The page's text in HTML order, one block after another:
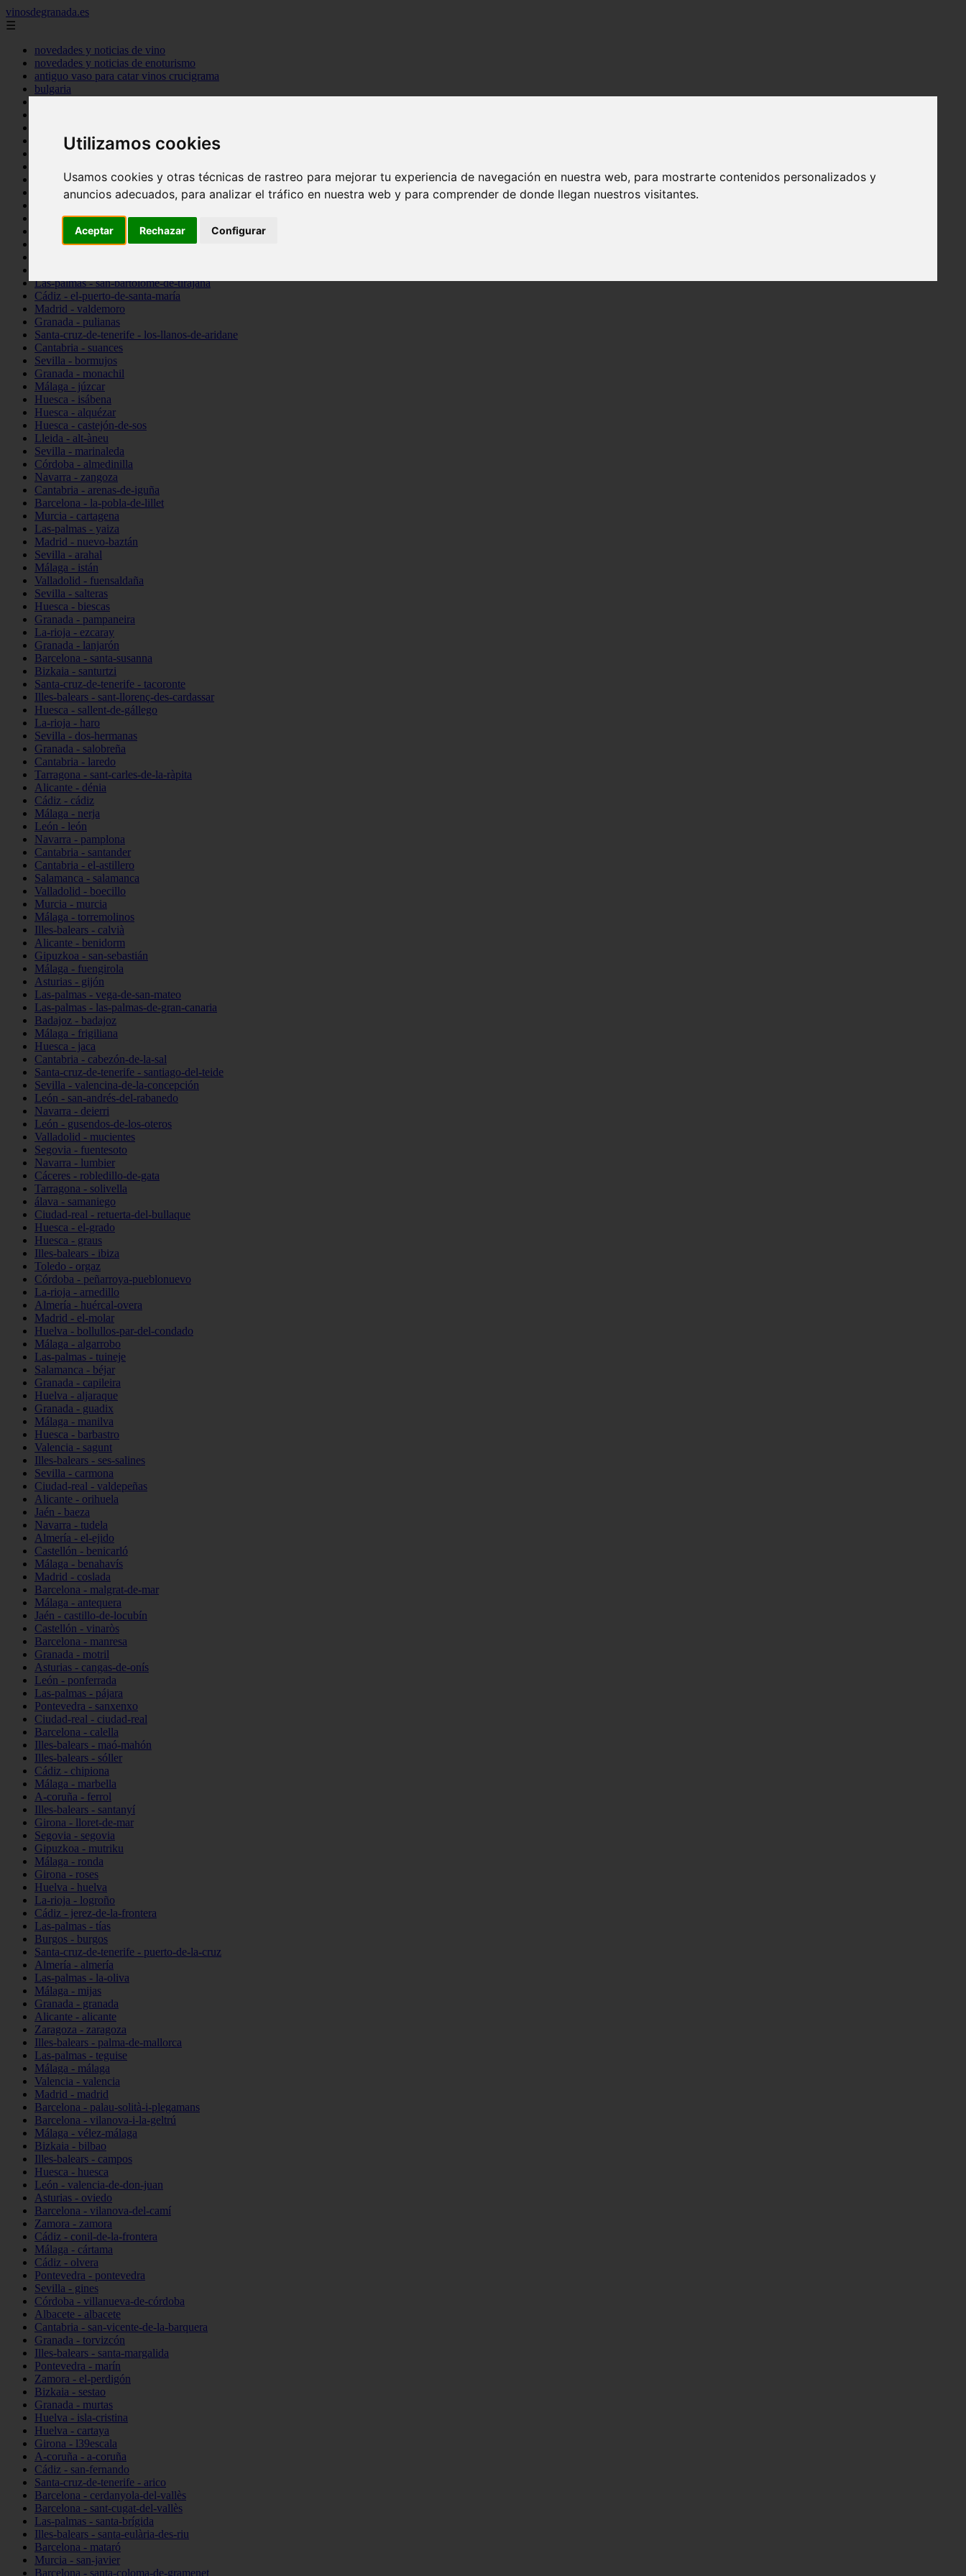
Utilizamos cookies
Usamos cookies y otras técnicas de rastreo para mejorar tu experiencia de navegación en nuestra web, para mostrarte contenidos personalizados y
anuncios adecuados, para analizar el tráfico en nuestra web y para comprender de donde llegan nuestros visitantes.
Aceptar Rechazar Configurar
vinosdegranada.es
☰
novedades y noticias de vino
novedades y noticias de enoturismo
antiguo vaso para catar vinos crucigrama
bulgaria
Córdoba - córdoba
Barcelona - barcelona
Ciudad-real - montiel
Santa-cruz-de-tenerife - guía-de-isora
La-rioja - casalarreina
Almería - roquetas-de-mar
Madrid - pozuelo-de-alarcón
Las-palmas - san-bartolomé-de-tirajana
Cádiz - el-puerto-de-santa-maría
Madrid - valdemoro
Granada - pulianas
Santa-cruz-de-tenerife - los-llanos-de-aridane
Cantabria - suances
Sevilla - bormujos
Granada - monachil
Málaga - júzcar
Huesca - isábena
Huesca - alquézar
Huesca - castejón-de-sos
Lleida - alt-àneu
Sevilla - marinaleda
Córdoba - almedinilla
Navarra - zangoza
Cantabria - arenas-de-iguña
Barcelona - la-pobla-de-lillet
Murcia - cartagena
Las-palmas - yaiza
Madrid - nuevo-baztán
Sevilla - arahal
Málaga - istán
Valladolid - fuensaldaña
Sevilla - salteras
Huesca - biescas
Granada - pampaneira
La-rioja - ezcaray
Granada - lanjarón
Barcelona - santa-susanna
Bizkaia - santurtzi
Santa-cruz-de-tenerife - tacoronte
Illes-balears - sant-llorenç-des-cardassar
Huesca - sallent-de-gállego
La-rioja - haro
Sevilla - dos-hermanas
Granada - salobreña
Cantabria - laredo
Tarragona - sant-carles-de-la-ràpita
Alicante - dénia
Cádiz - cádiz
Málaga - nerja
León - león
Navarra - pamplona
Cantabria - santander
Cantabria - el-astillero
Salamanca - salamanca
Valladolid - boecillo
Murcia - murcia
Málaga - torremolinos
Illes-balears - calvià
Alicante - benidorm
Gipuzkoa - san-sebastián
Málaga - fuengirola
Asturias - gijón
Las-palmas - vega-de-san-mateo
Las-palmas - las-palmas-de-gran-canaria
Badajoz - badajoz
Málaga - frigiliana
Huesca - jaca
Cantabria - cabezón-de-la-sal
Santa-cruz-de-tenerife - santiago-del-teide
Sevilla - valencina-de-la-concepción
León - san-andrés-del-rabanedo
Navarra - deierri
León - gusendos-de-los-oteros
Valladolid - mucientes
Segovia - fuentesoto
Navarra - lumbier
Cáceres - robledillo-de-gata
Tarragona - solivella
álava - samaniego
Ciudad-real - retuerta-del-bullaque
Huesca - el-grado
Huesca - graus
Illes-balears - ibiza
Toledo - orgaz
Córdoba - peñarroya-pueblonuevo
La-rioja - arnedillo
Almería - huércal-overa
Madrid - el-molar
Huelva - bollullos-par-del-condado
Málaga - algarrobo
Las-palmas - tuineje
Salamanca - béjar
Granada - capileira
Huelva - aljaraque
Granada - guadix
Málaga - manilva
Huesca - barbastro
Valencia - sagunt
Illes-balears - ses-salines
Sevilla - carmona
Ciudad-real - valdepeñas
Alicante - orihuela
Jaén - baeza
Navarra - tudela
Almería - el-ejido
Castellón - benicarló
Málaga - benahavís
Madrid - coslada
Barcelona - malgrat-de-mar
Málaga - antequera
Jaén - castillo-de-locubín
Castellón - vinaròs
Barcelona - manresa
Granada - motril
Asturias - cangas-de-onís
León - ponferrada
Las-palmas - pájara
Pontevedra - sanxenxo
Ciudad-real - ciudad-real
Barcelona - calella
Illes-balears - maó-mahón
Illes-balears - sóller
Cádiz - chipiona
Málaga - marbella
A-coruña - ferrol
Illes-balears - santanyí
Girona - lloret-de-mar
Segovia - segovia
Gipuzkoa - mutriku
Málaga - ronda
Girona - roses
Huelva - huelva
La-rioja - logroño
Cádiz - jerez-de-la-frontera
Las-palmas - tías
Burgos - burgos
Santa-cruz-de-tenerife - puerto-de-la-cruz
Almería - almería
Las-palmas - la-oliva
Málaga - mijas
Granada - granada
Alicante - alicante
Zaragoza - zaragoza
Illes-balears - palma-de-mallorca
Las-palmas - teguise
Málaga - málaga
Valencia - valencia
Madrid - madrid
Barcelona - palau-solità-i-plegamans
Barcelona - vilanova-i-la-geltrú
Málaga - vélez-málaga
Bizkaia - bilbao
Illes-balears - campos
Huesca - huesca
León - valencia-de-don-juan
Asturias - oviedo
Barcelona - vilanova-del-camí
Zamora - zamora
Cádiz - conil-de-la-frontera
Málaga - cártama
Cádiz - olvera
Pontevedra - pontevedra
Sevilla - gines
Córdoba - villanueva-de-córdoba
Albacete - albacete
Cantabria - san-vicente-de-la-barquera
Granada - torvizcón
Illes-balears - santa-margalida
Pontevedra - marín
Zamora - el-perdigón
Bizkaia - sestao
Granada - murtas
Huelva - isla-cristina
Huelva - cartaya
Girona - l39escala
A-coruña - a-coruña
Cádiz - san-fernando
Santa-cruz-de-tenerife - arico
Barcelona - cerdanyola-del-vallès
Barcelona - sant-cugat-del-vallès
Las-palmas - santa-brígida
Illes-balears - santa-eulària-des-riu
Barcelona - mataró
Murcia - san-javier
Barcelona - santa-coloma-de-gramenet